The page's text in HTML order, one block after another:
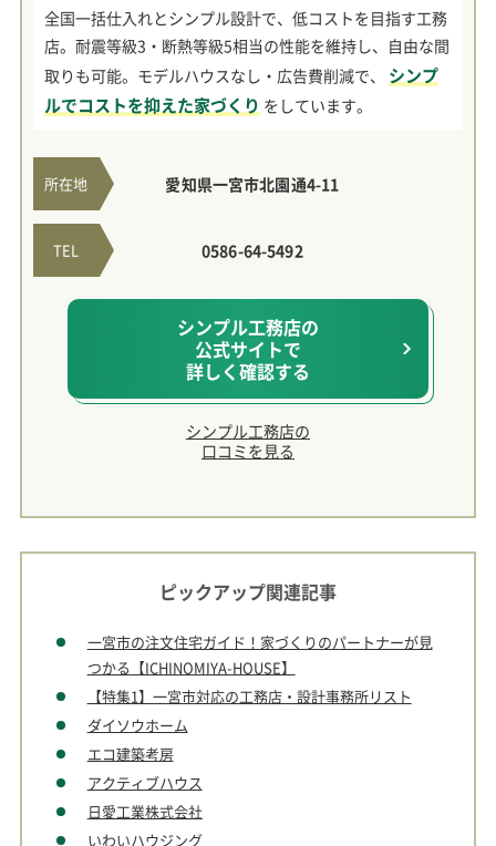
全国一括仕入れとシンプル設計で、低コストを目指す工務
店。耐震等級3・断熱等級5相当の性能を維持し、自由な間
取りも可能。モデルハウスなし・広告費削減で、
シンプ
ルでコストを抑えた家づくり をしています。
所在地 愛知県一宮市北園通4-11
TEL 0586-64-5492
シンプル工務店の
公式サイトで
詳しく確認する
シンプル工務店の
口コミを見る
ピックアップ関連記事
一宮市の注文住宅ガイド！家づくりのパートナーが見
つかる【ICHINOMIYA-HOUSE】
【特集1】一宮市対応の工務店・設計事務所リスト
ダイソウホーム
エコ建築考房
アクティブハウス
日愛工業株式会社
いわいハウジング